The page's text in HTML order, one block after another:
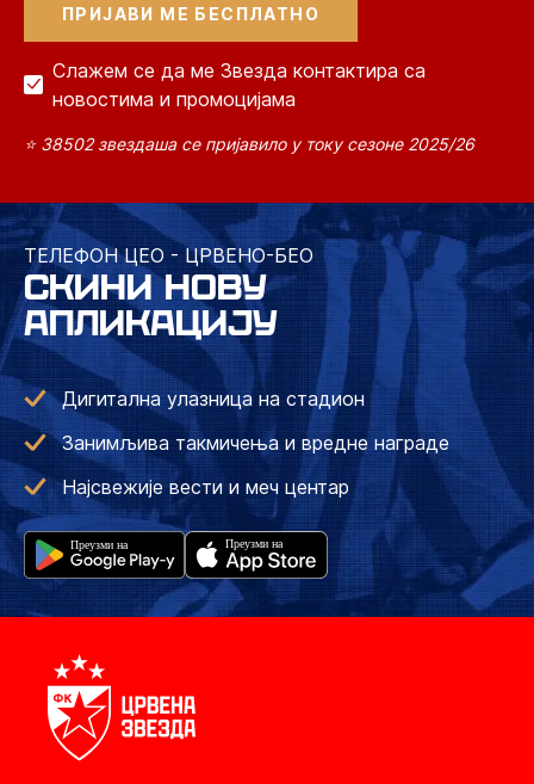
Слажем се да ме Звезда контактира са
новостима и промоцијама
⭐ 38502 звездаша се пријавило у току сезоне 2025/26
ТЕЛЕФОН ЦЕО - ЦРВЕНО-БЕО
СКИНИ НОВУ
АПЛИКАЦИЈУ
Дигитална улазница на стадион
Занимљива такмичења и вредне награде
Најсвежије вести и меч центар